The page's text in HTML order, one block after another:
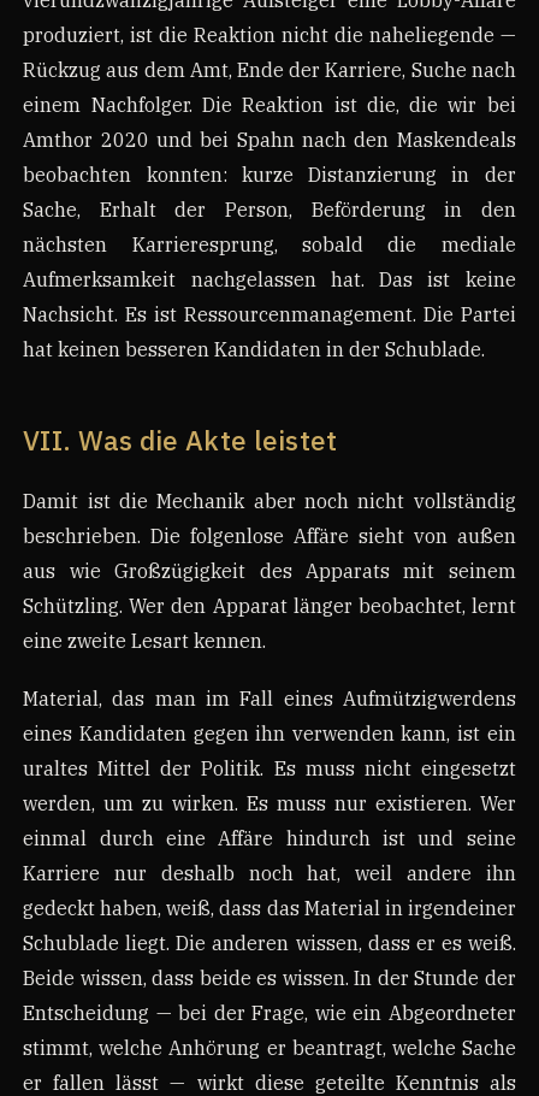
produziert, ist die Reaktion nicht die naheliegende —
Rückzug aus dem Amt, Ende der Karriere, Suche nach
einem Nachfolger. Die Reaktion ist die, die wir bei
Amthor 2020 und bei Spahn nach den Maskendeals
beobachten konnten: kurze Distanzierung in der
Sache, Erhalt der Person, Beförderung in den
nächsten Karrieresprung, sobald die mediale
Aufmerksamkeit nachgelassen hat. Das ist keine
Nachsicht. Es ist Ressourcenmanagement. Die Partei
hat keinen besseren Kandidaten in der Schublade.
VII. Was die Akte leistet
Damit ist die Mechanik aber noch nicht vollständig
beschrieben. Die folgenlose Affäre sieht von außen
aus wie Großzügigkeit des Apparats mit seinem
Schützling. Wer den Apparat länger beobachtet, lernt
eine zweite Lesart kennen.
Material, das man im Fall eines Aufmützigwerdens
eines Kandidaten gegen ihn verwenden kann, ist ein
uraltes Mittel der Politik. Es muss nicht eingesetzt
werden, um zu wirken. Es muss nur existieren. Wer
einmal durch eine Affäre hindurch ist und seine
Karriere nur deshalb noch hat, weil andere ihn
gedeckt haben, weiß, dass das Material in irgendeiner
Schublade liegt. Die anderen wissen, dass er es weiß.
Beide wissen, dass beide es wissen. In der Stunde der
Entscheidung — bei der Frage, wie ein Abgeordneter
stimmt, welche Anhörung er beantragt, welche Sache
er fallen lässt — wirkt diese geteilte Kenntnis als